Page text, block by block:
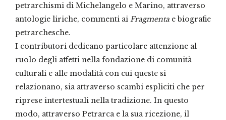
petrarchismi di Michelangelo e Marino, attraverso
antologie liriche, commenti ai Fragmenta e biografie
petrarchesche.
I contributori dedicano particolare attenzione al
ruolo degli affetti nella fondazione di comunità
culturali e alle modalità con cui queste si
relazionano, sia attraverso scambi espliciti che per
riprese intertestuali nella tradizione. In questo
modo, attraverso Petrarca e la sua ricezione, il